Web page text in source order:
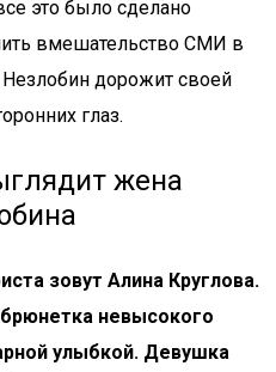
это было сделано
вмешательство СМИ в
дорожит своей
глаз.
жена
зовут Алина Круглова.
невысокого
улыбкой. Девушка